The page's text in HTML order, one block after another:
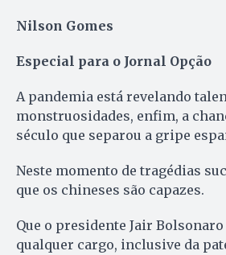
Nilson Gomes
Especial para o Jornal Opção
A pandemia está revelando
monstruosidades, enfim, a
século que separou a gripe
Neste momento de tragédias
que os chineses são capazes.
Que o presidente Jair Bolsonaro
qualquer cargo, inclusive da